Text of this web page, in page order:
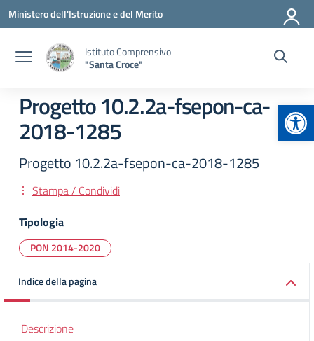
Vai ai contenuti
Vai al menu di navigazione
Vai al footer
Ministero dell'Istruzione e del Merito
Istituto Comprensivo
"Santa Croce"
Progetto 10.2.2a-fsepon-ca-
2018-1285
Progetto 10.2.2a-fsepon-ca-2018-1285
Stampa / Condividi
Tipologia
PON 2014-2020
Indice della pagina
Descrizione